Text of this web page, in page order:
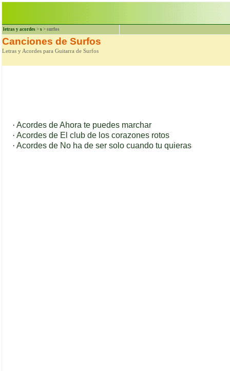
letras y acordes > s > surfos
Canciones de Surfos
Letras y Acordes para Guitarra de Surfos
· Acordes de Ahora te puedes marchar
· Acordes de El club de los corazones rotos
· Acordes de No ha de ser solo cuando tu quieras